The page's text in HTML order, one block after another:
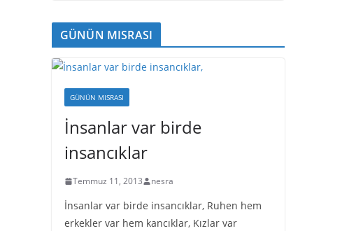
GÜNÜN MISRASI
GÜNÜN MISRASI
İnsanlar var birde
insancıklar
Temmuz 11, 2013 nesra
İnsanlar var birde insancıklar, Ruhen hem
erkekler var hem kancıklar, Kızlar var